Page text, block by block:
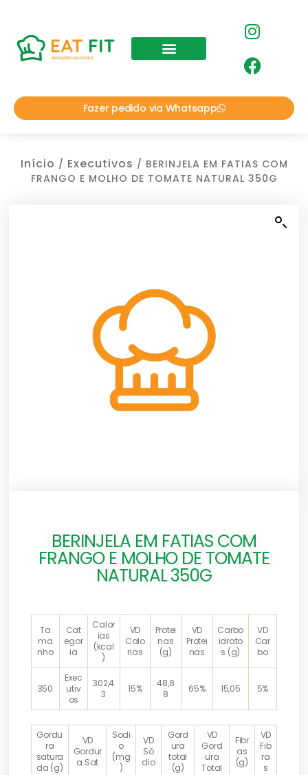
Fazer pedido via Whatsapp
Início / Executivos / BERINJELA EM FATIAS COM
FRANGO E MOLHO DE TOMATE NATURAL 350G
BERINJELA EM FATIAS COM
FRANGO E MOLHO DE TOMATE
NATURAL 350G
Ta
ma
nho
Cat
egor
ia
Calor
ias
(kcal
)
VD
Calo
rias
Protei
nas
(g)
VD
Protei
nas
Carbo
idrato
s (g)
VD
Car
bo
350
Exec
utiv
os
302,4
3
15%
48,8
8
65% 15,05 5%
Gordu
ra
satura
da (g)
VD
Gordur
a Sat
Sodi
o
(mg
)
VD
Só
dio
Gord
ura
total
(g)
VD
Gord
ura
Total
Fibr
as
(g)
VD
Fib
ra
s